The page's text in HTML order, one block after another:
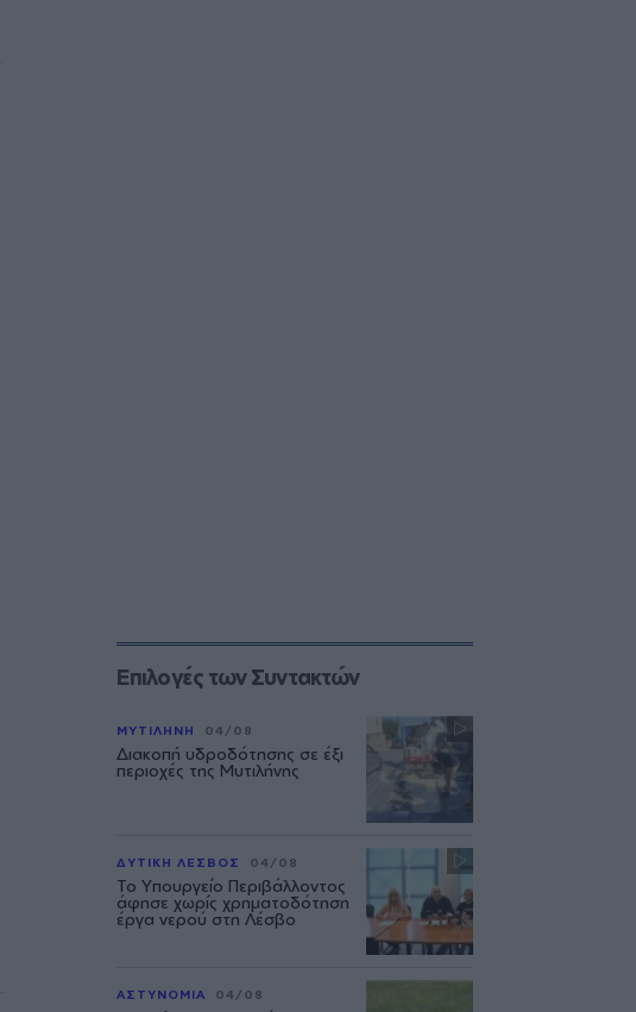
Επιλογές των Συντακτών
ΜΥΤΙΛΗΝΗ 04/08
Διακοπή υδροδότησης σε έξι
περιοχές της Μυτιλήνης
ΔΥΤΙΚΗ ΛΕΣΒΟΣ 04/08
Το Υπουργείο Περιβάλλοντος
άφησε χωρίς χρηματοδότηση
έργα νερού στη Λέσβο
ΑΣΤΥΝΟΜΙΑ 04/08